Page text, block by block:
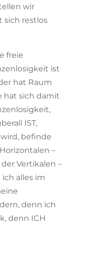
wir
sich restlos
freie
ist
hat Raum
hat sich damit
IST,
befinde
–
Vertikalen –
alles im
denn ich
denn ICH